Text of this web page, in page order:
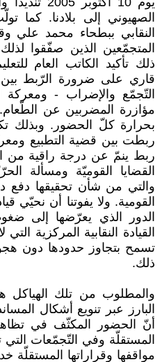
الصهيوني إلى بلادنا. كما
النقابي ببطحاء محمد علي
المتجمّعين الذين صفّقوا
ذلك تأكيد الكاتب العام
قاري على ضرورة الرّبط
التّجمّع والإضراب - ومعركة
مؤازرة المضربين عن
بحرارة كلّ الحضور. وبذلك
ربطت بين قضية التطبيع
ربط ينمّ عن درجة راقية من
القضايا القوميّة ومسألة
والتي من شأن تحقيقها دفع
القومية. ولا يفوتنا أن نحيّي
الدور الذي يعرّضها إلى
القيادة النقابية المركزية
تسمح بتجاوز حدودها دون
ذلك.
والمطلوب من تلك الهياكل
البارز عبر تنويع أشكال
أنّ الحضور المكثّف في
المستقلّة وفي التّجمّعات التي
مواقفها وقراراتها المستقلّة